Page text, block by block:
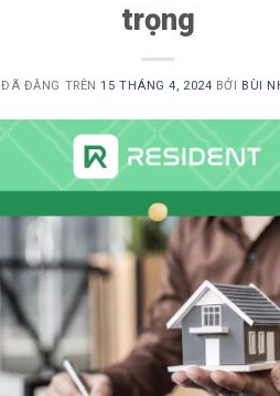
trọng
ĐÃ ĐĂNG TRÊN15 THÁNG 4, 2024 BỞI BÙI